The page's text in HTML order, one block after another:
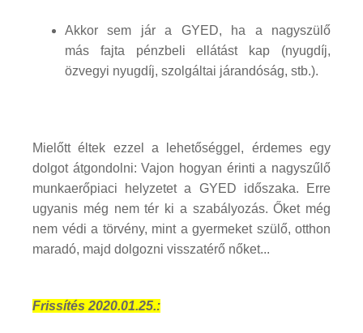
Akkor sem jár a GYED, ha a nagyszülő
más fajta pénzbeli ellátást kap (nyugdíj,
özvegyi nyugdíj, szolgáltai járandóság, stb.).
Mielőtt éltek ezzel a lehetőséggel, érdemes egy
dolgot átgondolni: Vajon hogyan érinti a nagyszűlő
munkaerőpiaci helyzetet a GYED időszaka. Erre
ugyanis még nem tér ki a szabályozás. Őket még
nem védi a törvény, mint a gyermeket szülő, otthon
maradó, majd dolgozni visszatérő nőket...
Frissítés 2020.01.25.: